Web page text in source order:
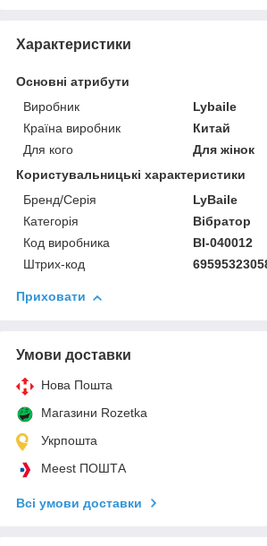
Характеристики
Основні атрибути
Виробник
Lybaile
Країна виробник
Китай
Для кого
Для жінок
Користувальницькі характеристики
Бренд/Серія
LyBaile
Категорія
Вібратор
Код виробника
BI-040012
Штрих-код
Приховати
Умови доставки
Нова Пошта
Магазини Rozetka
Укрпошта
Meest ПОШТА
Всі умови доставки